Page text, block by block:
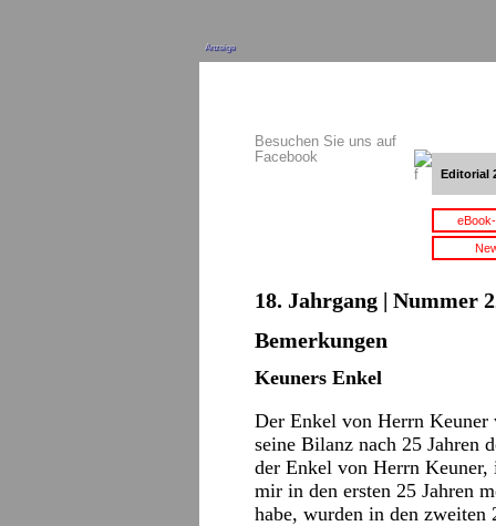
Anzeige
Besuchen Sie uns auf
Facebook
Editorial
18. Jahrgang | Nummer
Bemerkungen
Keuners Enkel
Der Enkel von Herrn
seine Bilanz nach 25 Jahren
der Enkel von Herrn
mir in den ersten 25 Jahren
habe, wurden in den zweiten